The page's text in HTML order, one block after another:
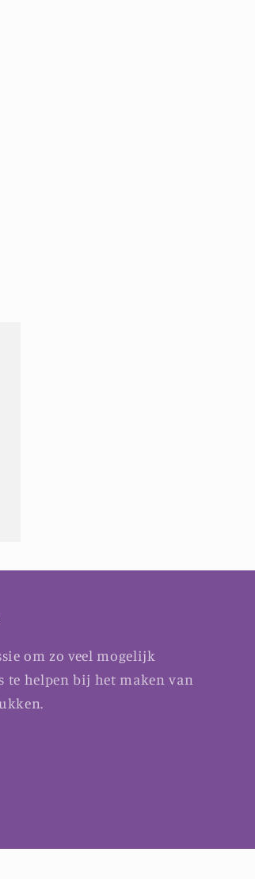
om zo veel mogelijk
te helpen bij het maken van